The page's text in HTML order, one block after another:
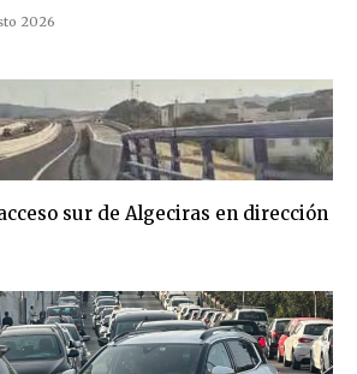
2026
sur de Algeciras en dirección